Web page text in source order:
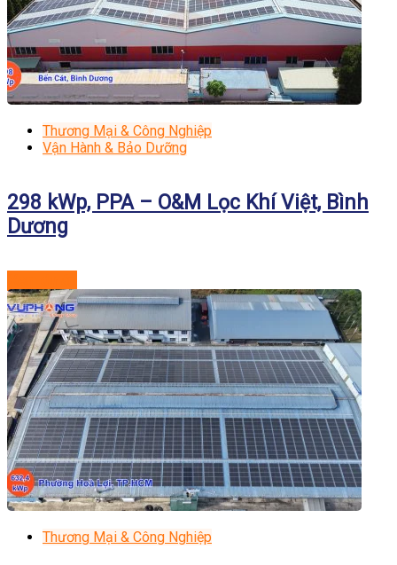
Thương Mại & Công Nghiệp
Vận Hành & Bảo Dưỡng
298 kWp, PPA – O&M Lọc Khí Việt, Bình
Dương
Thương Mại & Công Nghiệp